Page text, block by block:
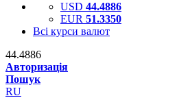
USD 44.4886
EUR 51.3350
Всі курси валют
44.4886
Авторизація
Пошук
RU